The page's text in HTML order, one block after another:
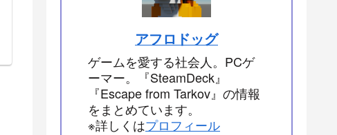
アフロドッグ
ゲームを愛する社会人。PCゲ
ーマー。『SteamDeck』
『Escape from Tarkov』の情報
をまとめています。
※詳しくはプロフィール